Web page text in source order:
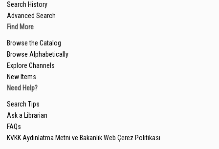
Search History
Advanced Search
Find More
Browse the Catalog
Browse Alphabetically
Explore Channels
New Items
Need Help?
Search Tips
Ask a Librarian
FAQs
KVKK Aydınlatma Metni ve Bakanlık Web Çerez Politikası